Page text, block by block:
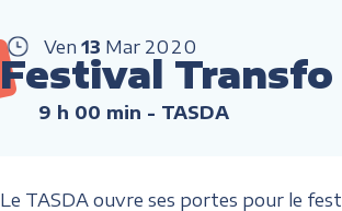
Ven 13 Mar 2020
Festival Transfo
9 h 00 min - TASDA
Le TASDA ouvre ses portes pour le